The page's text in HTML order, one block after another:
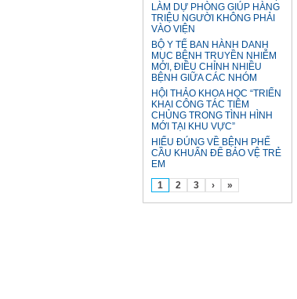
LÀM DỰ PHÒNG GIÚP HÀNG
TRIỆU NGƯỜI KHÔNG PHẢI
VÀO VIỆN
BỘ Y TẾ BAN HÀNH DANH
MỤC BỆNH TRUYỀN NHIỄM
MỚI, ĐIỀU CHỈNH NHIỀU
BỆNH GIỮA CÁC NHÓM
HỘI THẢO KHOA HỌC “TRIỂN
KHAI CÔNG TÁC TIÊM
CHỦNG TRONG TÌNH HÌNH
MỚI TẠI KHU VỰC”
HIỂU ĐÚNG VỀ BỆNH PHẾ
CẦU KHUẨN ĐỂ BẢO VỆ TRẺ
EM
1
2 3 › »